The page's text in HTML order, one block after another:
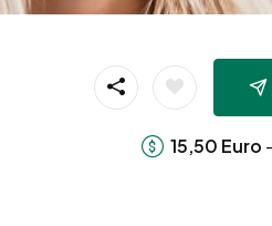
15,50 Euro -